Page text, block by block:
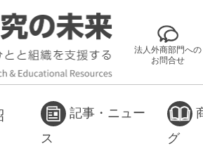
法人外商部門への
お問合せ
記事・ニュー
ス
グ